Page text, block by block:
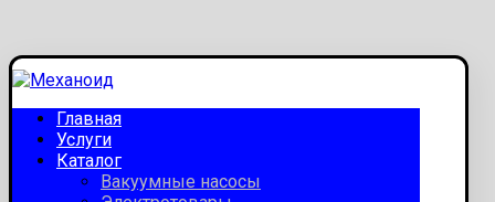
Главная
Услуги
Каталог
Вакуумные насосы